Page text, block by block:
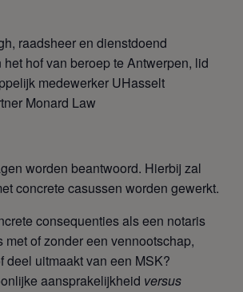
raadsheer en dienstdoend
hof van beroep te Antwerpen, lid
medewerker UHasselt
Monard Law
worden beantwoord. Hierbij zal
concrete casussen worden gewerkt.
consequenties als een notaris
met of zonder een vennootschap,
deel uitmaakt van een MSK?
aansprakelijkheid versus